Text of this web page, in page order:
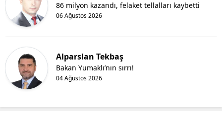
06 Ağustos 2026
86 milyon kazandı, felaket tellalları kaybetti
Alparslan Tekbaş
04 Ağustos 2026
Bakan Yumaklı’nın sırrı!